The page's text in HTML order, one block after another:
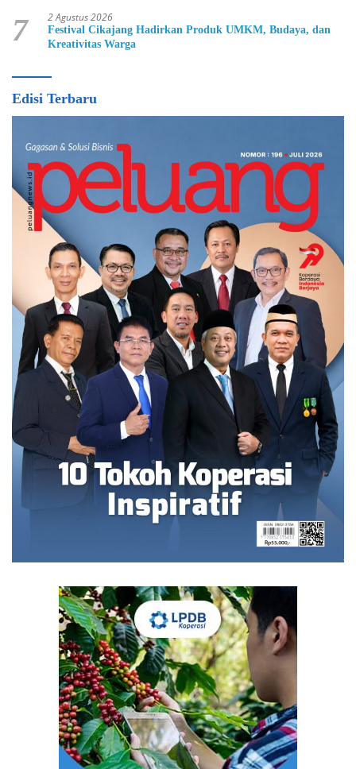
7 2 Agustus 2026
Festival Cikajang Hadirkan Produk UMKM, Budaya, dan
Kreativitas Warga
Edisi Terbaru